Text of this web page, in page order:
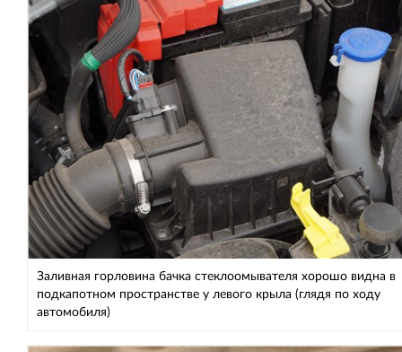
Заливная горловина бачка стеклоомывателя хорошо видна в
подкапотном пространстве у левого крыла (глядя по ходу
автомобиля)